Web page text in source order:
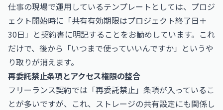
仕事の現場で運用しているテンプレートとしては、プロジ
ェクト開始時に「共有有効期限はプロジェクト終了日＋
30日」と契約書に明記することをお勧めしています。これ
だけで、後から「いつまで使っていいんですか」というや
り取りが消えます。
再委託禁止条項とアクセス権限の整合
フリーランス契約では「再委託禁止」条項が入っているこ
とが多いですが、これ、ストレージの共有設定にも関係し